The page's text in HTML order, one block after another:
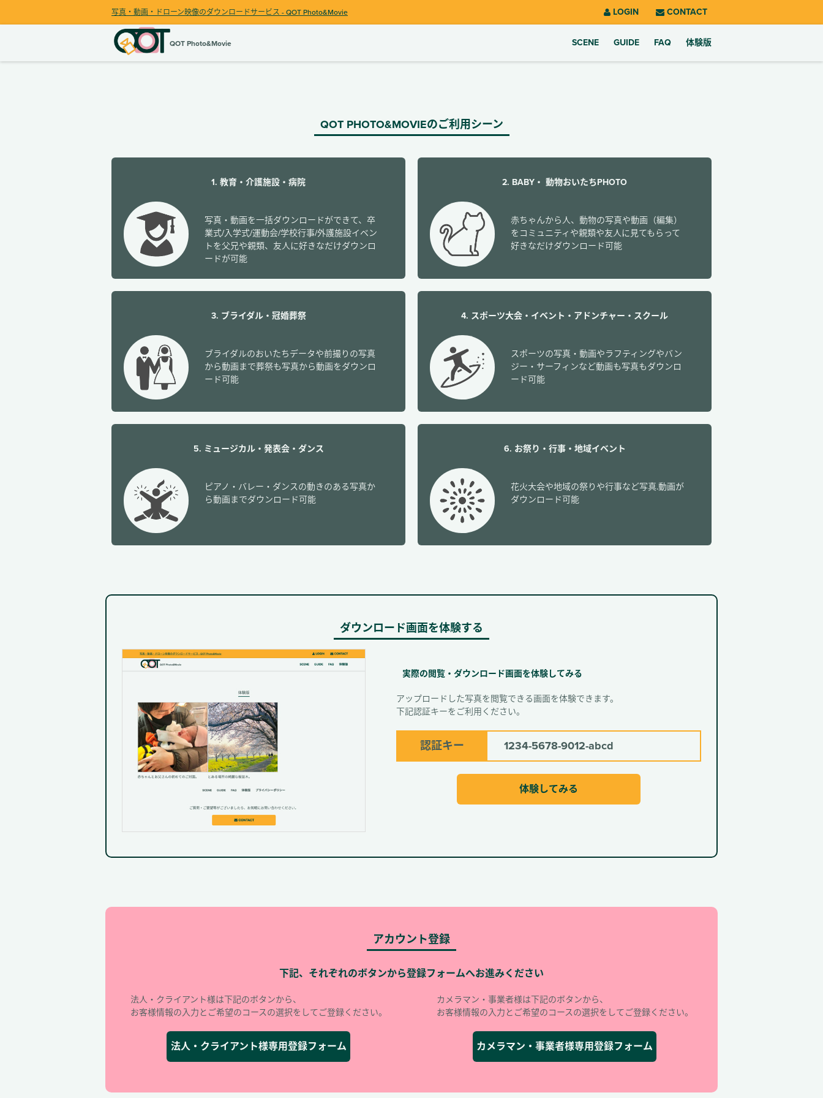
写真・動画・ドローン映像のダウンロードサービス - QOT Photo&Movie LOGIN CONTACT
QOT Photo&Movie SCENE GUIDE FAQ 体験版
QOT PHOTO&MOVIEのご利用シーン
1. 教育・介護施設・病院
写真・動画を一括ダウンロードができて、卒
業式/入学式/運動会/学校行事/外護施設イベン
トを父兄や親類、友人に好きなだけダウンロ
ードが可能
2. BABY・ 動物おいたちPHOTO
赤ちゃんから人、動物の写真や動画（編集）
をコミュニティや親類や友人に見てもらって
好きなだけダウンロード可能
3. ブライダル・冠婚葬祭
ブライダルのおいたちデータや前撮りの写真
から動画まで葬祭も写真から動画をダウンロ
ード可能
4. スポーツ大会・イベント・アドンチャー・スクール
スポーツの写真・動画やラフティングやバン
ジー・サーフィンなど動画も写真もダウンロ
ード可能
5. ミュージカル・発表会・ダンス
ピアノ・バレー・ダンスの動きのある写真か
ら動画までダウンロード可能
6. お祭り・行事・地域イベント
花火大会や地域の祭りや行事など写真.動画が
ダウンロード可能
ダウンロード画面を体験する
実際の閲覧・ダウンロード画面を体験してみる
アップロードした写真を閲覧できる画面を体験できます。
下記認証キーをご利用ください。
認証キー 1234-5678-9012-abcd
体験してみる
アカウント登録
下記、それぞれのボタンから登録フォームへお進みください
法人・クライアント様は下記のボタンから、
お客様情報の入力とご希望のコースの選択をしてご登録ください。
法人・クライアント様専用登録フォーム
カメラマン・事業者様は下記のボタンから、
お客様情報の入力とご希望のコースの選択をしてご登録ください。
カメラマン・事業者様専用登録フォーム